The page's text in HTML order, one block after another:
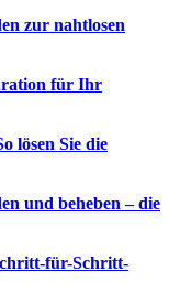
zur nahtlosen
für Ihr
lösen Sie die
und beheben – die
für-Schritt-